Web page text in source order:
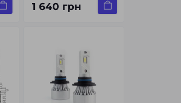
1 640 грн